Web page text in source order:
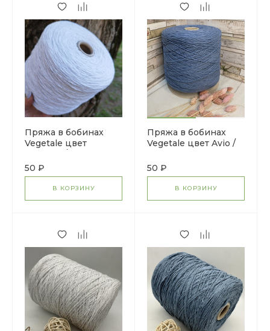
Пряжа в бобинах
Vegetale цвет
гр
50 ₽
В КОРЗИНУ
Пряжа в бобинах
Vegetale цвет Avio /
50 ₽
В КОРЗИНУ